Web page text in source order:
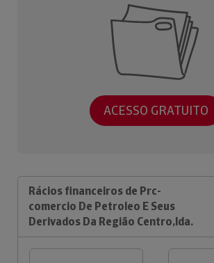
ACESSO GRATUITO
Rácios financeiros de Prc-
comercio De Petroleo E Seus
Derivados Da Região Centro,lda.